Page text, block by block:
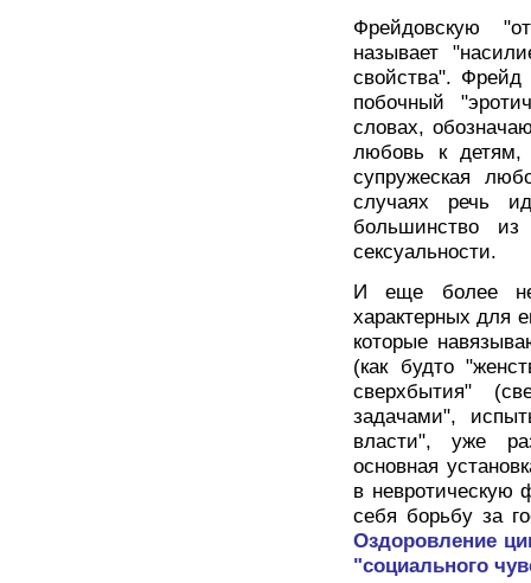
Фрейдовскую
называет
свойства". Фрейд
побочный
словах,
любовь к детям,
супружеская
случаях речь
большинство
сексуальности.
И еще более
характерных для
которые
(как будто
сверхбытия"
задачами",
власти", уже
основная
в невротическую
себя борьбу за
Оздоровление
"социального